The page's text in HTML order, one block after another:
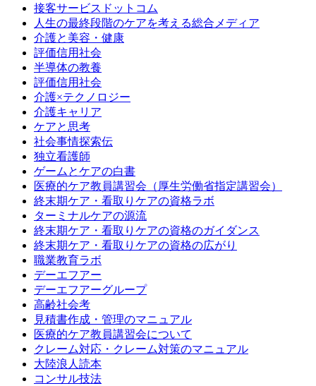
接客サービスドットコム
人生の最終段階のケアを考える総合メディア
介護と美容・健康
評価信用社会
半導体の教養
評価信用社会
介護×テクノロジー
介護キャリア
ケアと思考
社会事情探索伝
独立看護師
ゲームとケアの白書
医療的ケア教員講習会（厚生労働省指定講習会）
終末期ケア・看取りケアの資格ラボ
ターミナルケアの源流
終末期ケア・看取りケアの資格のガイダンス
終末期ケア・看取りケアの資格の広がり
職業教育ラボ
デーエフアー
デーエフアーグループ
高齢社会考
見積書作成・管理のマニュアル
医療的ケア教員講習会について
クレーム対応・クレーム対策のマニュアル
大陸浪人読本
コンサル技法